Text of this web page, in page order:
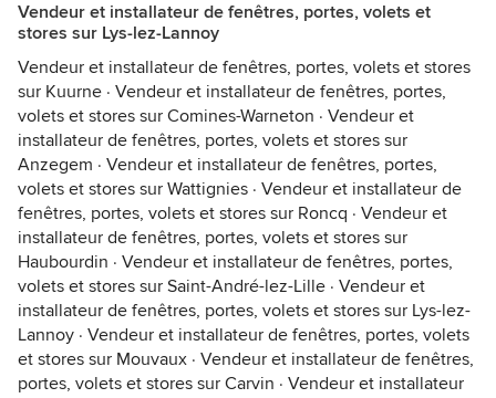
Vendeur et installateur de fenêtres, portes, volets et
stores sur Lys-lez-Lannoy
Vendeur et installateur de fenêtres, portes, volets et stores
sur Kuurne · Vendeur et installateur de fenêtres, portes,
volets et stores sur Comines-Warneton · Vendeur et
installateur de fenêtres, portes, volets et stores sur
Anzegem · Vendeur et installateur de fenêtres, portes,
volets et stores sur Wattignies · Vendeur et installateur de
fenêtres, portes, volets et stores sur Roncq · Vendeur et
installateur de fenêtres, portes, volets et stores sur
Haubourdin · Vendeur et installateur de fenêtres, portes,
volets et stores sur Saint-André-lez-Lille · Vendeur et
installateur de fenêtres, portes, volets et stores sur Lys-lez-
Lannoy · Vendeur et installateur de fenêtres, portes, volets
et stores sur Mouvaux · Vendeur et installateur de fenêtres,
portes, volets et stores sur Carvin · Vendeur et installateur